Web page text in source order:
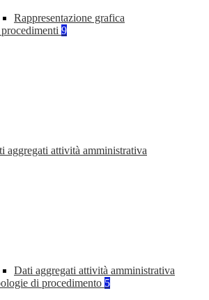
Rappresentazione grafica
9
aggregati attività amministrativa
Dati aggregati attività amministrativa
di procedimento 5